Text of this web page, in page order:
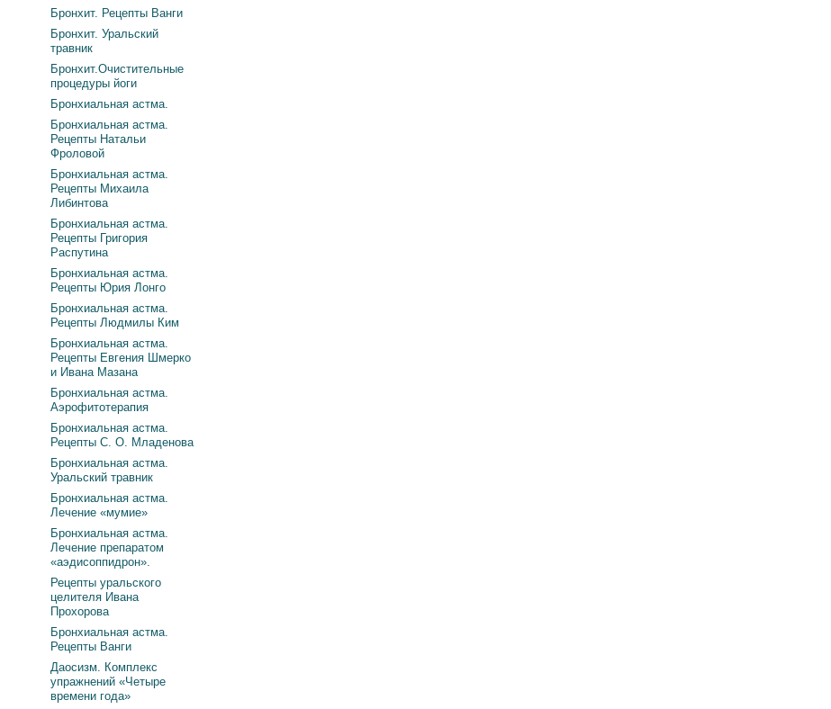
Бронхит. Рецепты Ванги
Бронхит. Уральский
травник
Бронхит.Очистительные
процедуры йоги
Бронхиальная астма.
Бронхиальная астма.
Рецепты Натальи
Фроловой
Бронхиальная астма.
Рецепты Михаила
Либинтова
Бронхиальная астма.
Рецепты Григория
Распутина
Бронхиальная астма.
Рецепты Юрия Лонго
Бронхиальная астма.
Рецепты Людмилы Ким
Бронхиальная астма.
Рецепты Евгения Шмерко
и Ивана Мазана
Бронхиальная астма.
Аэрофитотерапия
Бронхиальная астма.
Рецепты С. О. Младенова
Бронхиальная астма.
Уральский травник
Бронхиальная астма.
Лечение «мумие»
Бронхиальная астма.
Лечение препаратом
«аэдисоппидрон».
Рецепты уральского
целителя Ивана
Прохорова
Бронхиальная астма.
Рецепты Ванги
Даосизм. Комплекс
упражнений «Четыре
времени года»